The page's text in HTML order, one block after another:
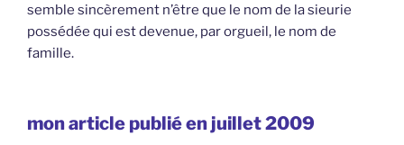
semble sincèrement n’être que le nom de la sieurie
possédée qui est devenue, par orgueil, le nom de
famille.
mon article publié en juillet 2009